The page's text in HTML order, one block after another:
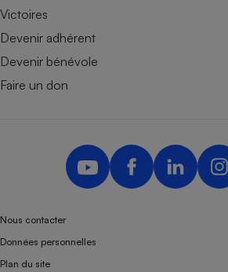
Victoires
Devenir adhérent
Devenir bénévole
Faire un don
Nous contacter
Données personnelles
Plan du site